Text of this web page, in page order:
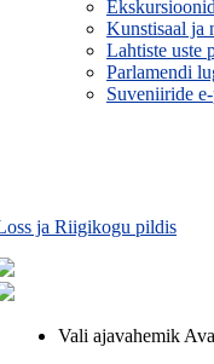
Ekskursioonid
Kunstisaal ja
Lahtiste uste
Parlamendi
Suveniiride
ja Riigikogu pildis
Vali ajavahemik